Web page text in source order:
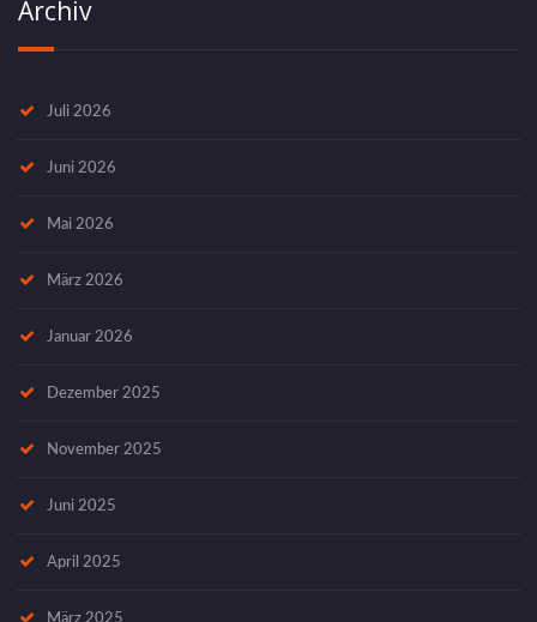
Archiv
Juli 2026
Juni 2026
Mai 2026
März 2026
Januar 2026
Dezember 2025
November 2025
Juni 2025
April 2025
März 2025